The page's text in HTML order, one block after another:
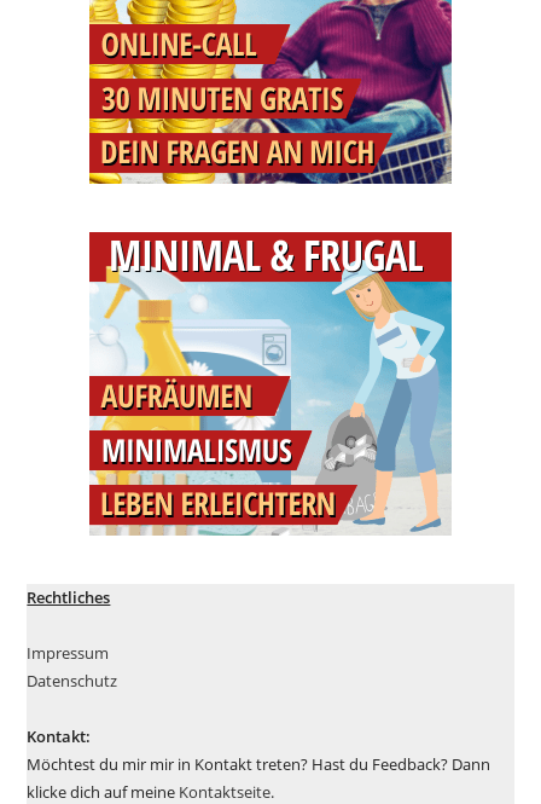
Rechtliches
Impressum
Datenschutz
Kontakt:
Möchtest du mir mir in Kontakt treten? Hast du Feedback? Dann
klicke dich auf meine Kontaktseite.